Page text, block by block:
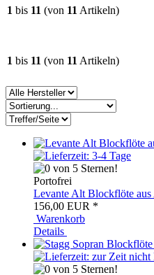
1 bis 11 (von 11 Artikeln)
1 bis 11 (von 11 Artikeln)
Portofrei
Levante Alt Blockflöte
156,00 EUR *
Warenkorb
Details